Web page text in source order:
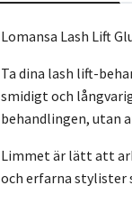
Lomansa Lash Lift
Ta dina lash lift-
smidigt och
behandlingen, utan
Limmet är lätt att
och erfarna stylister